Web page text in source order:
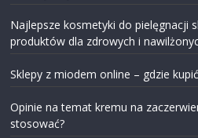
Najlepsze kosmetyki do pielęgnacji
produktów dla zdrowych i
Sklepy z miodem online – gdzie
Opinie na temat kremu na
stosować?